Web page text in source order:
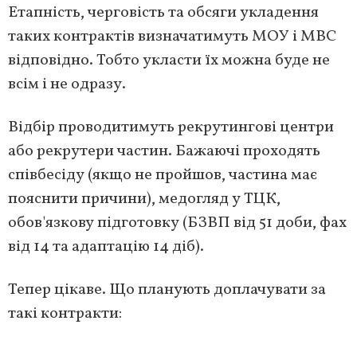
Етапність, черговість та обсяги укладення
таких контрактів визначатимуть МОУ і МВС
відповідно. Тобто укласти їх можна буде не
всім і не одразу.
Відбір проводитимуть рекрутингові центри
або рекрутери частин. Бажаючі проходять
співбесіду (якщо не пройшов, частина має
пояснити причини), медогляд у ТЦК,
обов'язкову підготовку (БЗВП від 51 доби, фах
від 14 та адаптацію 14 діб).
Тепер цікаве. Що планують доплачувати за
такі контракти: